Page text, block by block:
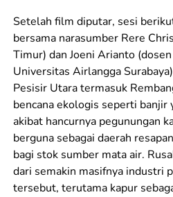
Setelah film diputar, sesi
bersama narasumber Rere
Timur) dan Joeni Arianto
Universitas Airlangga
Pesisir Utara termasuk
bencana ekologis seperti banjir
akibat hancurnya pegunungan
berguna sebagai daerah
bagi stok sumber mata air.
dari semakin masifnya industri
tersebut, terutama kapur